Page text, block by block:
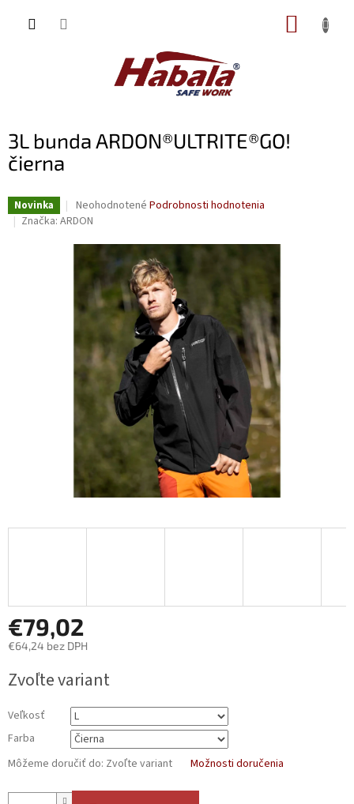
3L bunda ARDON®ULTRITE®GO!
čierna
Novinka
Priemerné
hodnotenie
je
hviezdičiek.
Neohodnotené Podrobnosti hodnotenia
Značka: ARDON
€79,02
€64,24 bez DPH
cena:
Zvoľte variant
Veľkosť
Farba
Môžeme doručiť do: Zvoľte variant Možnosti doručenia